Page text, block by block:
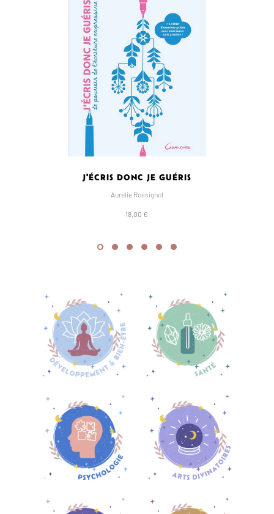
J'ÉCRIS DONC JE GUÉRIS
Aurélie Rossignol
18,00 €